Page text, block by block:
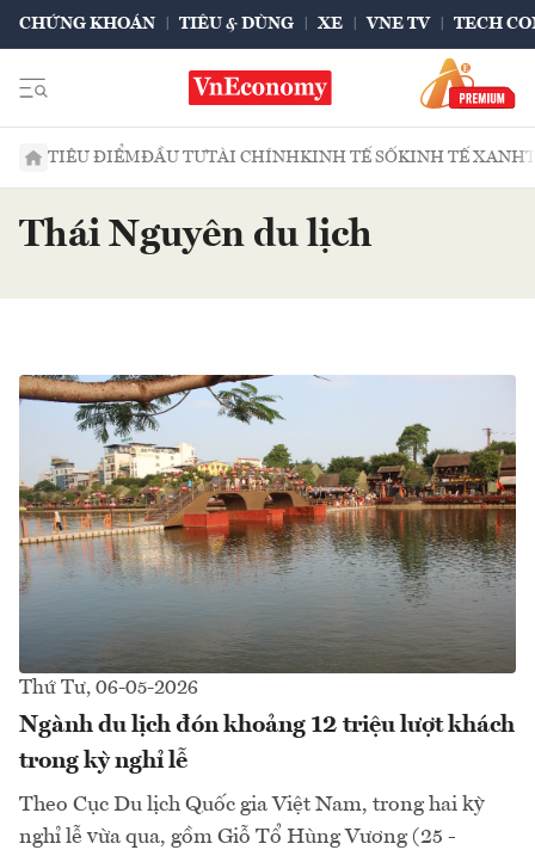
CHỨNG KHOÁN TIÊU & DÙNG XE VNE TV TECH
TIÊU ĐIỂMĐẦU TƯTÀI CHÍNHKINH TẾ SỐKINH TẾ XANH
Thái Nguyên du lịch
Thứ Tư, 06-05-2026
Ngành du lịch đón khoảng 12 triệu lượt khách
trong kỳ nghỉ lễ
Theo Cục Du lịch Quốc gia Việt Nam, trong hai kỳ
nghỉ lễ vừa qua, gồm Giỗ Tổ Hùng Vương (25 -